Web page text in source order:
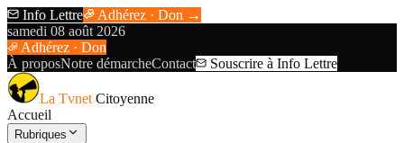
Info Lettre
Adhérez · Don →
samedi 08 août 2026
Adhérez · Don
À proposNotre démarcheContact Souscrire à Info Lettre
La Tvnet Citoyenne
Accueil
Rubriques